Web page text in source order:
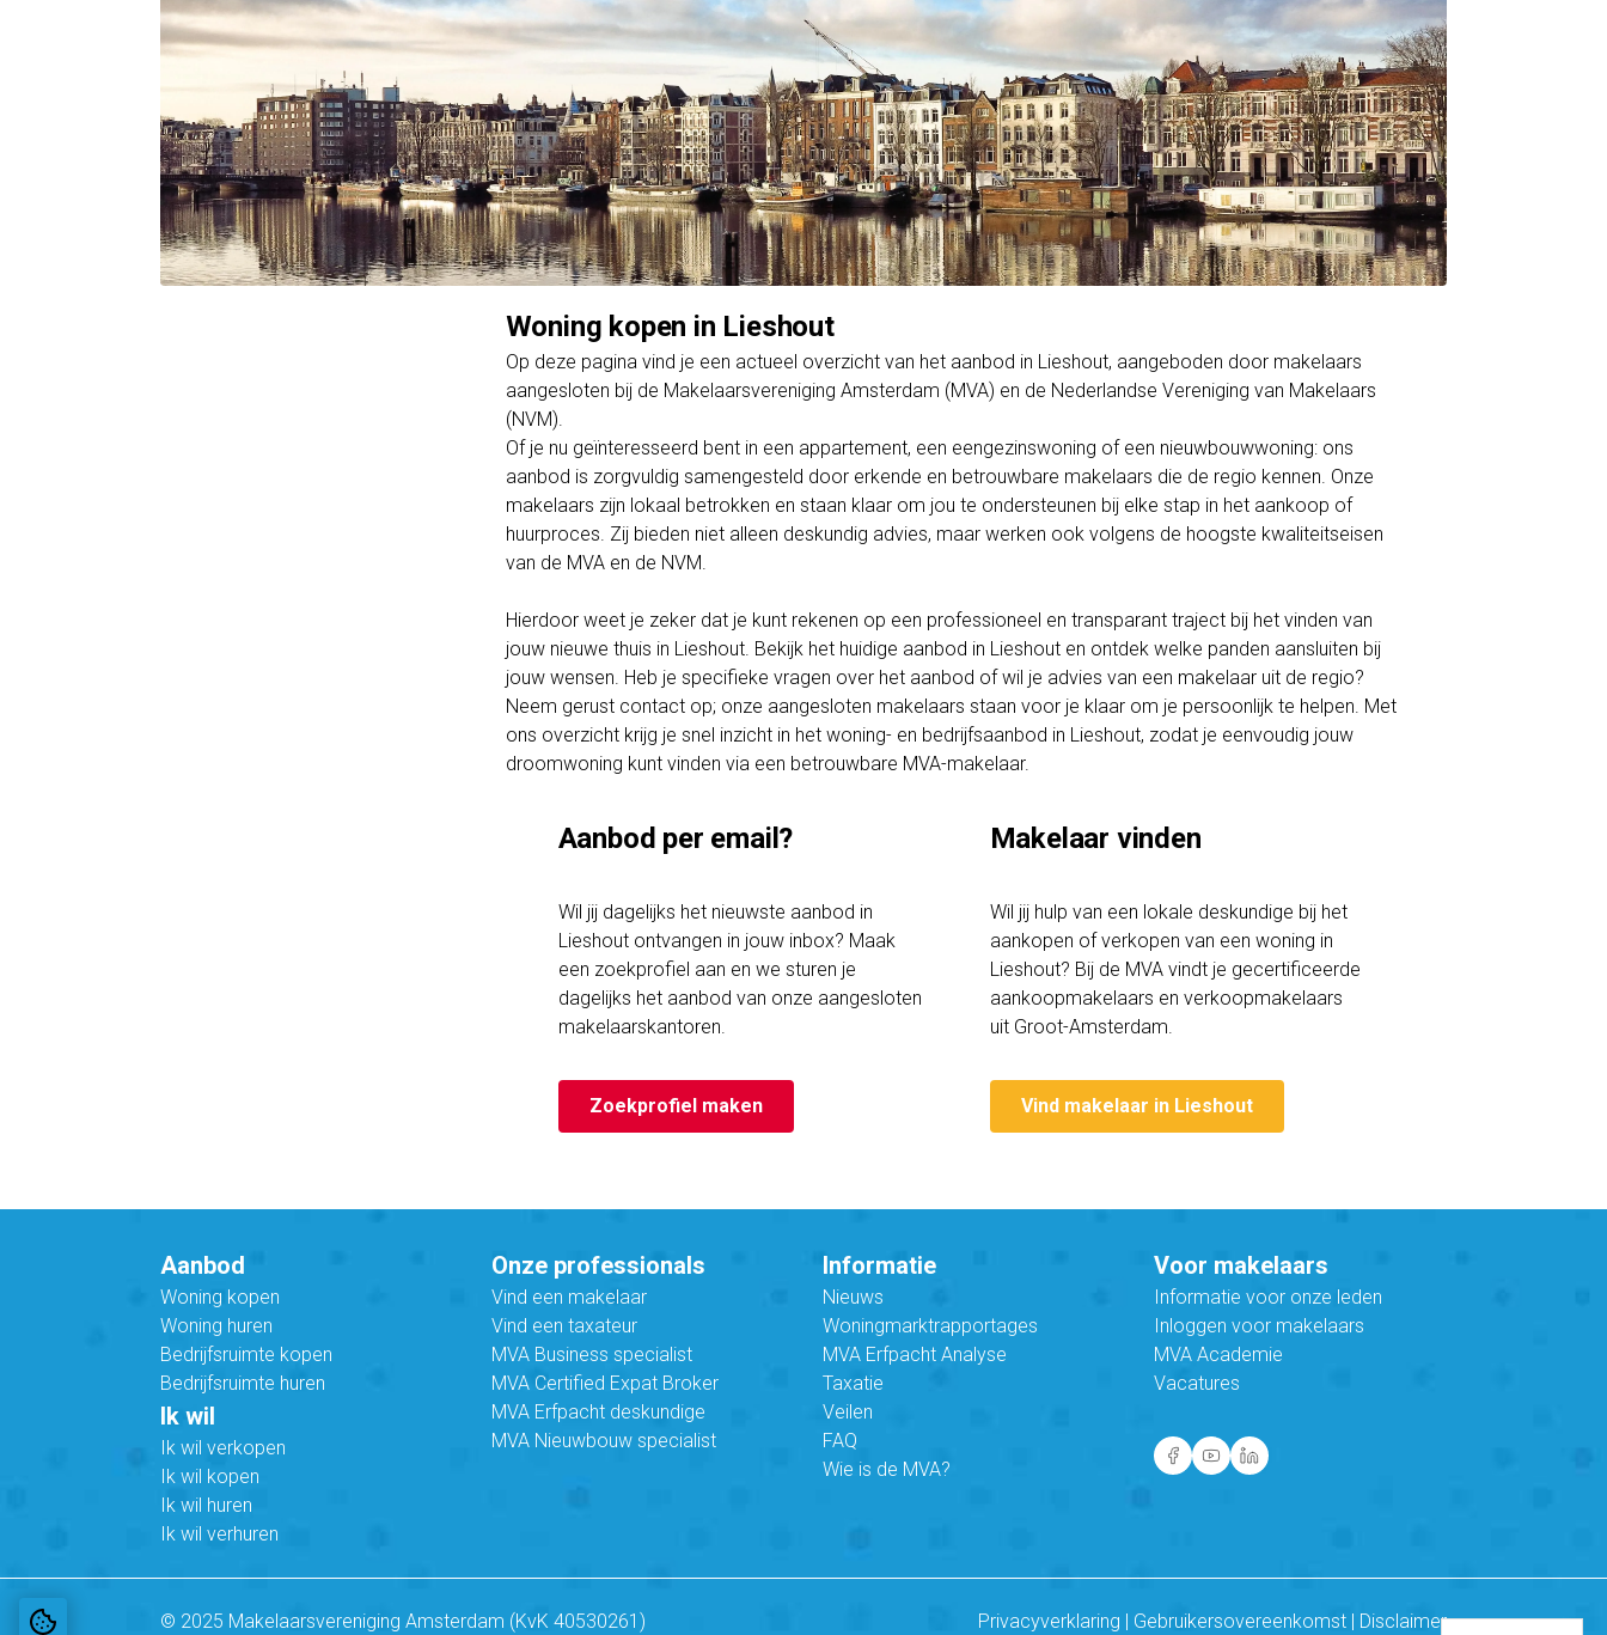
Woning kopen in Lieshout
Op deze pagina vind je een actueel overzicht van het aanbod in Lieshout, aangeboden door makelaars
aangesloten bij de Makelaarsvereniging Amsterdam (MVA) en de Nederlandse Vereniging van Makelaars
(NVM).
Of je nu geïnteresseerd bent in een appartement, een eengezinswoning of een nieuwbouwwoning: ons
aanbod is zorgvuldig samengesteld door erkende en betrouwbare makelaars die de regio kennen. Onze
makelaars zijn lokaal betrokken en staan klaar om jou te ondersteunen bij elke stap in het aankoop of
huurproces. Zij bieden niet alleen deskundig advies, maar werken ook volgens de hoogste kwaliteitseisen
van de MVA en de NVM.
Hierdoor weet je zeker dat je kunt rekenen op een professioneel en transparant traject bij het vinden van
jouw nieuwe thuis in Lieshout. Bekijk het huidige aanbod in Lieshout en ontdek welke panden aansluiten bij
jouw wensen. Heb je specifieke vragen over het aanbod of wil je advies van een makelaar uit de regio?
Neem gerust contact op; onze aangesloten makelaars staan voor je klaar om je persoonlijk te helpen. Met
ons overzicht krijg je snel inzicht in het woning- en bedrijfsaanbod in Lieshout, zodat je eenvoudig jouw
droomwoning kunt vinden via een betrouwbare MVA-makelaar.
Aanbod per email?
Wil jij dagelijks het nieuwste aanbod in
Lieshout ontvangen in jouw inbox? Maak
een zoekprofiel aan en we sturen je
dagelijks het aanbod van onze aangesloten
makelaarskantoren.
Zoekprofiel maken
Makelaar vinden
Wil jij hulp van een lokale deskundige bij het
aankopen of verkopen van een woning in
Lieshout? Bij de MVA vindt je gecertificeerde
aankoopmakelaars en verkoopmakelaars
uit Groot-Amsterdam.
Vind makelaar in Lieshout
Aanbod
Woning kopen
Woning huren
Bedrijfsruimte kopen
Bedrijfsruimte huren
Ik wil
Ik wil verkopen
Ik wil kopen
Ik wil huren
Ik wil verhuren
Onze professionals
Vind een makelaar
Vind een taxateur
MVA Business specialist
MVA Certified Expat Broker
MVA Erfpacht deskundige
MVA Nieuwbouw specialist
Informatie
Nieuws
Woningmarktrapportages
MVA Erfpacht Analyse
Taxatie
Veilen
FAQ
Wie is de MVA?
Voor makelaars
Informatie voor onze leden
Inloggen voor makelaars
MVA Academie
Vacatures
© 2025 Makelaarsvereniging Amsterdam (KvK 40530261) Privacyverklaring Gebruikersovereenkomst Disclaimer